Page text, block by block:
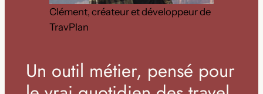
Clément, créateur et développeur de
TravPlan
Un outil métier, pensé pour